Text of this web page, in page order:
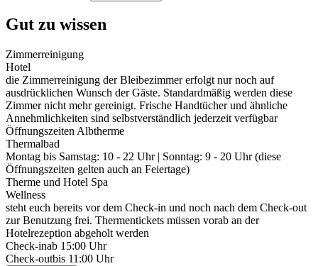
Gut zu wissen
Zimmerreinigung
Hotel
die Zimmerreinigung der Bleibezimmer erfolgt nur noch auf
ausdrücklichen Wunsch der Gäste. Standardmäßig werden diese
Zimmer nicht mehr gereinigt. Frische Handtücher und ähnliche
Annehmlichkeiten sind selbstverständlich jederzeit verfügbar
Öffnungszeiten Albtherme
Thermalbad
Montag bis Samstag: 10 - 22 Uhr | Sonntag: 9 - 20 Uhr (diese
Öffnungszeiten gelten auch an Feiertage)
Therme und Hotel Spa
Wellness
steht euch bereits vor dem Check-in und noch nach dem Check-out
zur Benutzung frei. Thermentickets müssen vorab an der
Hotelrezeption abgeholt werden
Check-inab 15:00 Uhr
Check-outbis 11:00 Uhr